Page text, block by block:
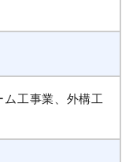
工事業、外構工